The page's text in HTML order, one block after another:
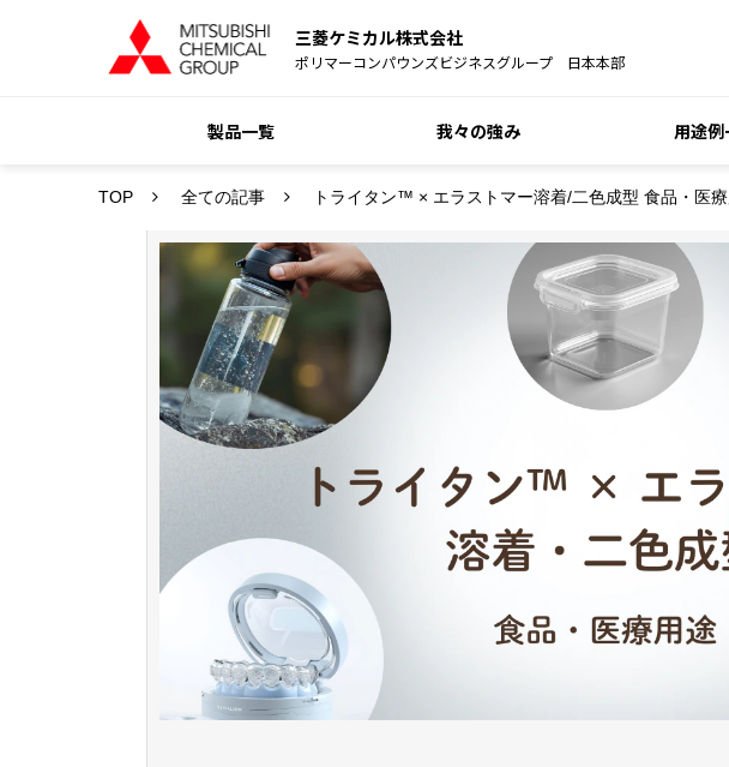
三菱ケミカル株式会社
ポリマーコンパウンズビジネスグループ 日本本部
製品一覧 我々の強み 用途
TOP 全ての記事 トライタン™ × エラストマー溶着/二色成型 食品・医